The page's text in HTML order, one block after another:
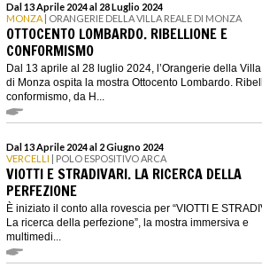
Dal 13 Aprile 2024 al 28 Luglio 2024
MONZA | ORANGERIE DELLA VILLA REALE DI MONZA
OTTOCENTO LOMBARDO. RIBELLIONE E
CONFORMISMO
Dal 13 aprile al 28 luglio 2024, l’Orangerie della
di Monza ospita la mostra Ottocento Lombardo.
conformismo, da H...
Dal 13 Aprile 2024 al 2 Giugno 2024
VERCELLI | POLO ESPOSITIVO ARCA
VIOTTI E STRADIVARI. LA RICERCA DELLA
PERFEZIONE
È iniziato il conto alla rovescia per “VIOTTI E
La ricerca della perfezione”, la mostra immersiva e
multimedi...